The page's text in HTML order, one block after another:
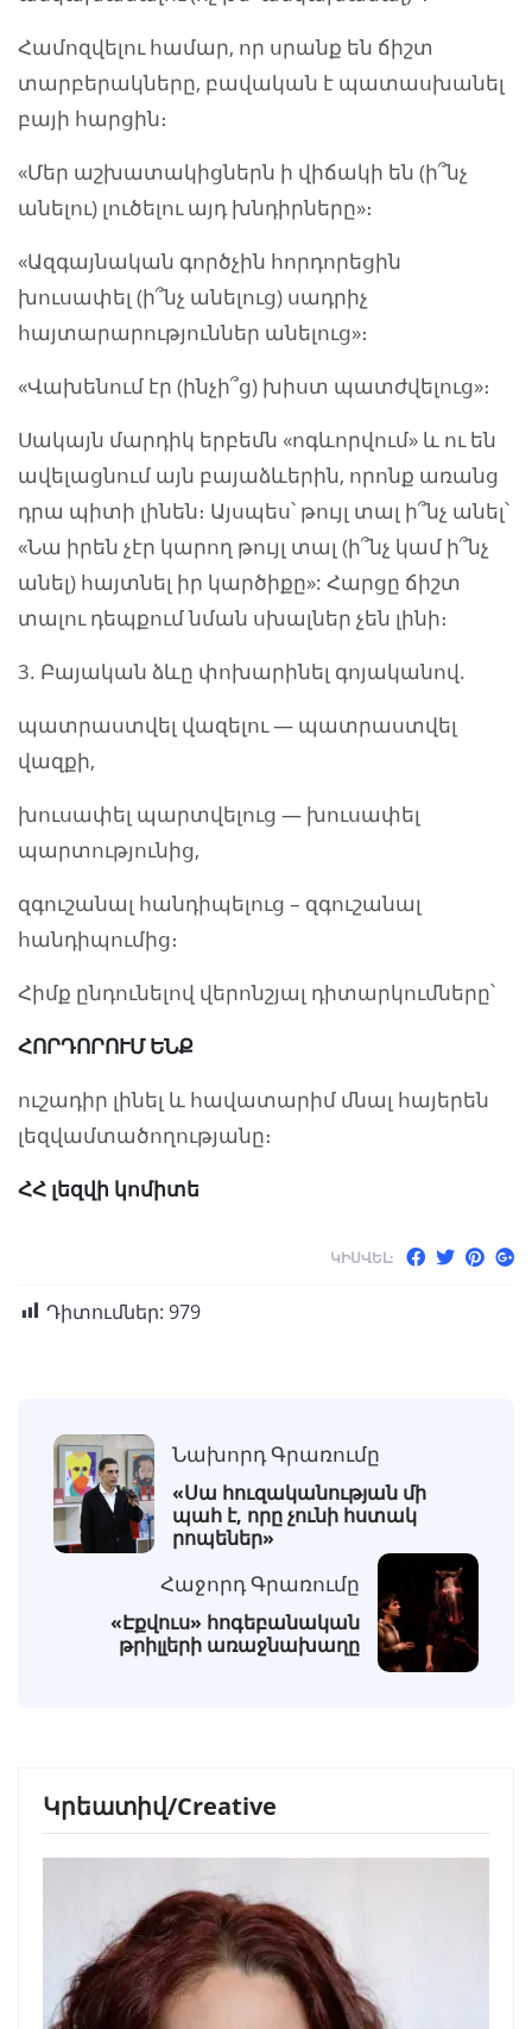
Համոզվելու համար, որ սրանք են ճիշտ
տարբերակները, բավական է պատասխանել
բայի հարցին։
«Մեր աշխատակիցներն ի վիճակի են (ի՞նչ
անելու) լուծելու այդ խնդիրները»։
«Ազգայնական գործչին հորդորեցին
խուսափել (ի՞նչ անելուց) սադրիչ
հայտարարություններ անելուց»։
«Վախենում էր (ինչի՞ց) խիստ պատժվելուց»։
Սակայն մարդիկ երբեմն «ոգևորվում» և ու են
ավելացնում այն բայաձևերին, որոնք առանց
դրա պիտի լինեն։ Այսպես՝ թույլ տալ ի՞նչ անել՝
«Նա իրեն չէր կարող թույլ տալ (ի՞նչ կամ ի՞նչ
անել) հայտնել իր կարծիքը»: Հարցը ճիշտ
տալու դեպքում նման սխալներ չեն լինի։
3. Բայական ձևը փոխարինել գոյականով.
պատրաստվել վազելու — պատրաստվել
վազքի,
խուսափել պարտվելուց — խուսափել
պարտությունից,
զգուշանալ հանդիպելուց – զգուշանալ
հանդիպումից։
Հիմք ընդունելով վերոնշյալ դիտարկումները՝
ՀՈՐԴՈՐՈՒՄ ԵՆՔ
ուշադիր լինել և հավատարիմ մնալ հայերեն
լեզվամտածողությանը։
ՀՀ լեզվի կոմիտե
ԿԻՍՎԵԼ:
Դիտումներ: 979
Նախորդ Գրառումը
«Սա հուզականության մի
պահ է, որը չունի հստակ
րոպեներ»
Հաջորդ Գրառումը
«Էքվուս» հոգեբանական
թրիլլերի առաջնախաղը
Կրեատիվ/Creative